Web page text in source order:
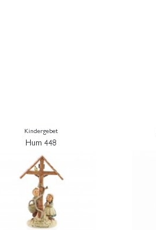
Kindergebet
Hum 448